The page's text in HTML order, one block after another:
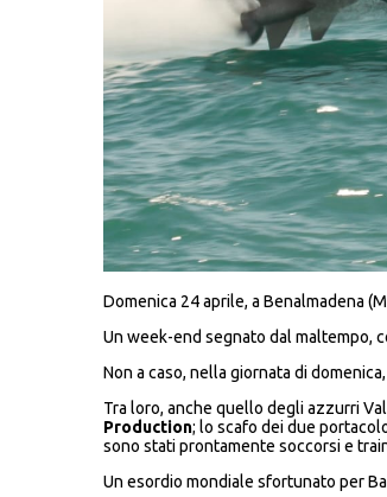
Domenica 24 aprile, a Benalmadena
Un week-end segnato dal maltempo,
Non a caso, nella giornata di
Tra loro, anche quello degli azzurri
Production; lo scafo dei due
sono stati prontamente soccorsi e
Un esordio mondiale sfortunato per